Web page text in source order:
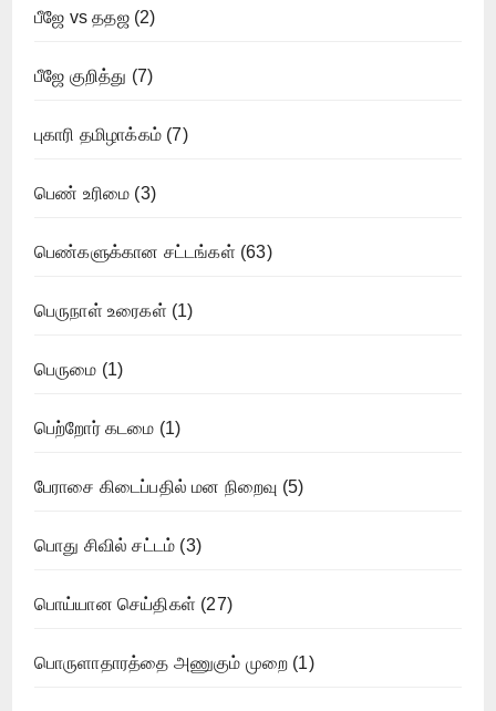
பீஜே vs ததஜ(2)
பீஜே குறித்து (7)
புகாரி தமிழாக்கம் (7)
பெண் உரிமை (3)
பெண்களுக்கான சட்டங்கள் (63)
பெருநாள் உரைகள் (1)
பெருமை (1)
பெற்றோர் கடமை (1)
பேராசை கிடைப்பதில் மன நிறைவு (5)
பொது சிவில் சட்டம் (3)
பொய்யான செய்திகள் (27)
பொருளாதாரத்தை அணுகும் முறை (1)